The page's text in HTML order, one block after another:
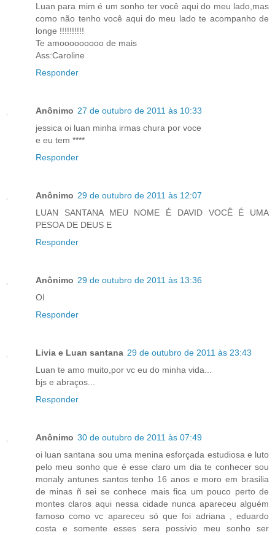
Luan para mim é um sonho ter você aqui do meu lado,mas
como não tenho você aqui do meu lado te acompanho de
longe !!!!!!!!!!
Te amooooooooo de mais
Ass:Caroline
Responder
Anônimo 27 de outubro de 2011 às 10:33
jessica oi luan minha irmas chura por voce
e eu tem ****
Responder
Anônimo 29 de outubro de 2011 às 12:07
LUAN SANTANA MEU NOME É DAVID VOCÊ É UMA
PESOA DE DEUS E
Responder
Anônimo 29 de outubro de 2011 às 13:36
OI
Responder
Livia e Luan santana 29 de outubro de 2011 às 23:43
Luan te amo muito,por vc eu do minha vida...
bjs e abraços...
Responder
Anônimo 30 de outubro de 2011 às 07:49
oi luan santana sou uma menina esforçada estudiosa e luto
pelo meu sonho que é esse claro um dia te conhecer sou
monaly antunes santos tenho 16 anos e moro em brasilia
de minas ñ sei se conhece mais fica um pouco perto de
montes claros aqui nessa cidade nunca apareceu alguém
famoso como vc apareceu só que foi adriana , eduardo
costa e somente esses sera possivio meu sonho ser